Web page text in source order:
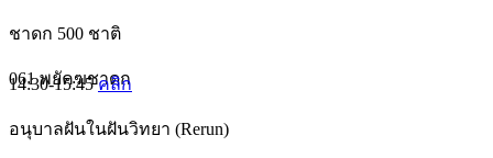
ชาดก 500 ชาติ
061 พยัคฆชาดก
14:30-15:45คลิก
อนุบาลฝันในฝันวิทยา (Rerun)